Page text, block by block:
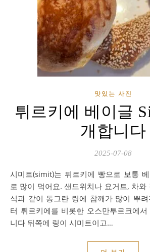
맛있는 사진
튀르키에 베이글
개합니다
2025-07-08
시미트(simit)는 튀르키에 빵으로 보통 베이글처럼 아침 식사
로 많이 먹어요. 샌드위치나 요거트, 차와
식과 같이 동그란 링에 참깨가 많이 뿌
터 튀르키에를 비롯한 오스만투르크에
니다 뒤쪽에 링이 시미트이고…